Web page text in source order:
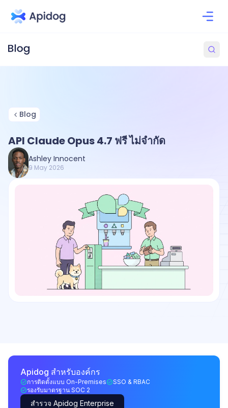
Blog
API Claude Opus 4.7 ฟรี ไม่จำกัด
Ashley Innocent
9 May 2026
Apidog สำหรับองค์กร
การติดตั้งแบบ On-Premises
SSO & RBAC
รองรับมาตรฐาน SOC 2
สำรวจ Apidog Enterprise